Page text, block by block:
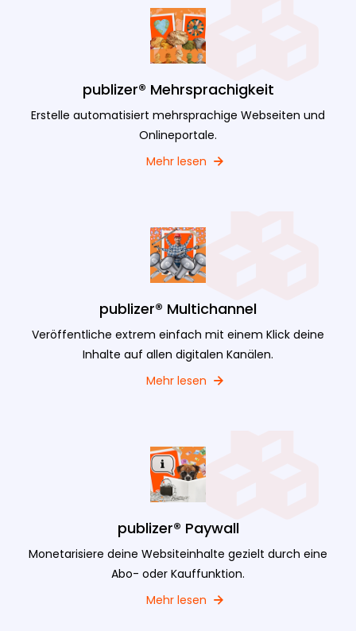
publizer® Mehrsprachigkeit
Erstelle automatisiert mehrsprachige Webseiten und
Onlineportale.
Mehr lesen
publizer® Multichannel
Veröffentliche extrem einfach mit einem Klick deine
Inhalte auf allen digitalen Kanälen.
Mehr lesen
publizer® Paywall
Monetarisiere deine Websiteinhalte gezielt durch eine
Abo- oder Kauffunktion.
Mehr lesen